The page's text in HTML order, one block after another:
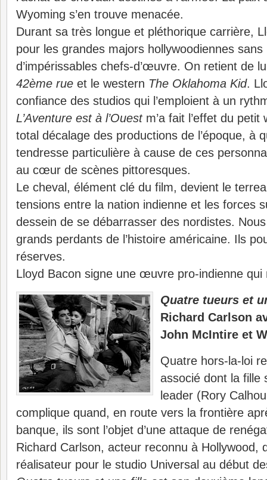
Wyoming s’en trouve menacée.
Durant sa très longue et pléthorique carrière,
pour les grandes majors hollywoodiennes
d’impérissables chefs-d’œuvre. On retient de
42ème rue et le western The Oklahoma Kid.
confiance des studios qui l’emploient à un
L’Aventure est à l’Ouestm’a fait l’effet du petit
total décalage des productions de l’époque, à
tendresse particulière à cause de ces
au cœur de scènes pittoresques.
Le cheval, élément clé du film, devient le
tensions entre la nation indienne et les forces
dessein de se débarrasser des nordistes.
grands perdants de l’histoire américaine. Ils
réserves.
Lloyd Bacon signe une œuvre pro-indienne qui
Quatre tueurs et
Richard Carlson
John McIntire et
Quatre hors-la-loi
associé dont la fille
leader (Rory
complique quand, en route vers la frontière
banque, ils sont l’objet d’une attaque de
Richard Carlson, acteur reconnu à Hollywood,
réalisateur pour le studio Universal au début